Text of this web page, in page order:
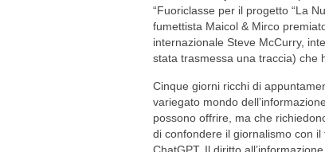
“Fuoriclasse per il progetto “La
fumettista Maicol & Mirco
internazionale Steve McCurry,
stata trasmessa una traccia) che
Cinque giorni ricchi di
variegato mondo
possono offrire, ma che
di confondere il giornalismo con